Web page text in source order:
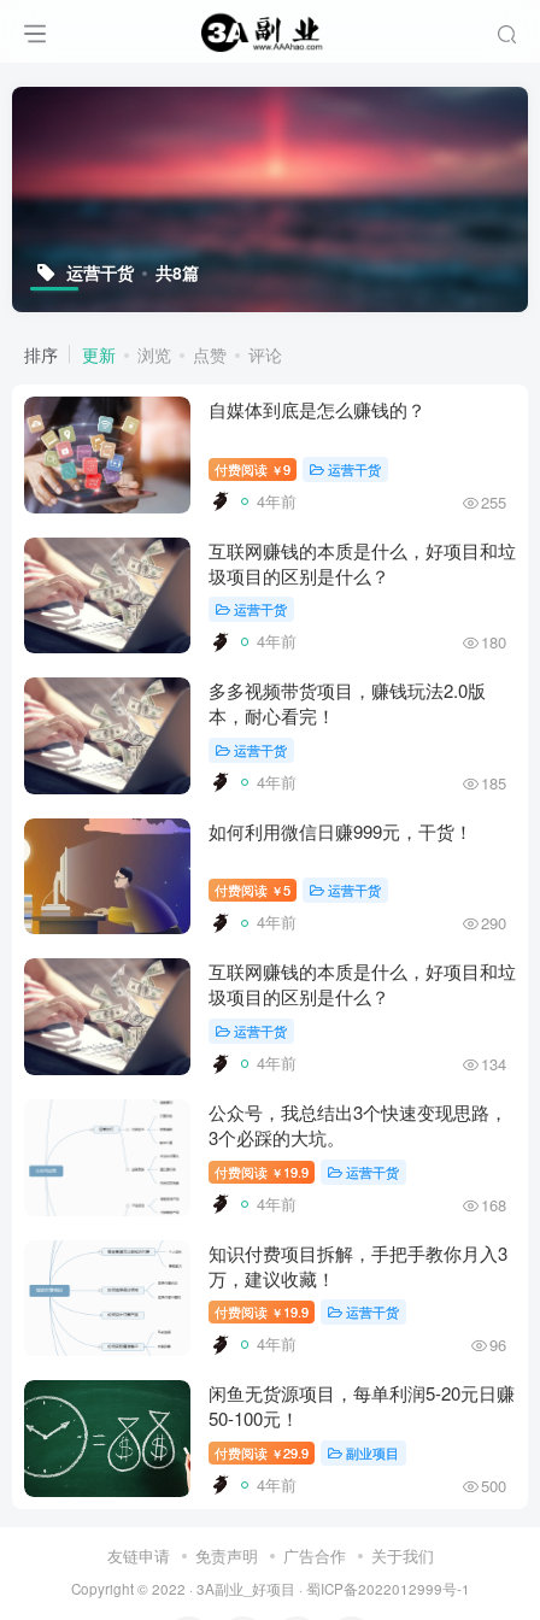
运营干货 共8篇
排序 更新 浏览 点赞 评论
自媒体到底是怎么赚钱的？
付费阅读 ￥9 运营干货
4年前 255
互联网赚钱的本质是什么，好项目和垃
圾项目的区别是什么？
运营干货
4年前 180
多多视频带货项目，赚钱玩法2.0版
本，耐心看完！
运营干货
4年前 185
如何利用微信日赚999元，干货！
付费阅读 ￥5 运营干货
4年前 290
互联网赚钱的本质是什么，好项目和垃
圾项目的区别是什么？
运营干货
4年前 134
公众号，我总结出3个快速变现思路，
3个必踩的大坑。
付费阅读 ￥ 19.9 运营干货
4年前 168
知识付费项目拆解，手把手教你月入3
万，建议收藏！
付费阅读 ￥ 19.9 运营干货
4年前 96
闲鱼无货源项目，每单利润5-20元日赚
50-100元！
付费阅读 ￥29.9 副业项目
4年前 500
友链申请 免责声明 广告合作 关于我们
Copyright © 2022 · 3A副业_好项目 · 蜀ICP备2022012999号-1